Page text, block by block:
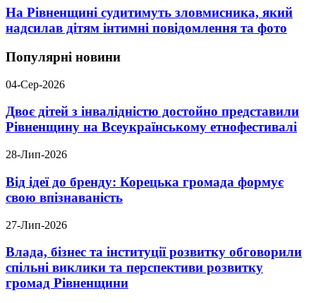
На Рівненщині судитимуть зловмисника, який
надсилав дітям інтимні повідомлення та фото
Популярні новини
04-Сер-2026
Двоє дітей з інвалідністю достойно представили
Рівненщину на Всеукраїнському етнофестивалі
28-Лип-2026
Від ідеї до бренду: Корецька громада формує
свою впізнаваність
27-Лип-2026
Влада, бізнес та інституції розвитку обговорили
спільні виклики та перспективи розвитку
громад Рівненщини